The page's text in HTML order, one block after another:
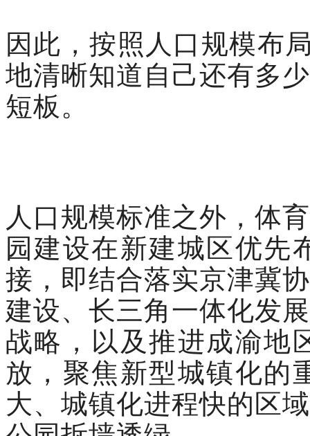
因此，按照人口规模布
地清晰知道自己还有多
短板。
人 口规模标准之外，体
园建设在新建城区优先
接，即结合落实京津冀
建设、长三角一体化发
战略，以及推进成渝地
放，聚焦新型城镇化的
大、城镇化进程快的区